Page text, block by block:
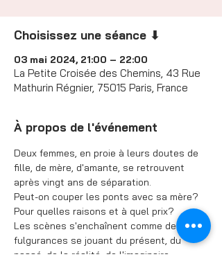
Choisissez une séance ⬇
03 mai 2024, 21:00 – 22:00
La Petite Croisée des Chemins, 43 Rue
Mathurin Régnier, 75015 Paris, France
À propos de l'événement
Deux femmes, en proie à leurs doutes de
fille, de mère, d'amante, se retrouvent
après vingt ans de séparation.
Peut-on couper les ponts avec sa mère?
Pour quelles raisons et à quel prix?
Les scènes s'enchaînent comme des
fulgurances se jouant du présent, du
passé, de la réalité, de l'imaginaire.